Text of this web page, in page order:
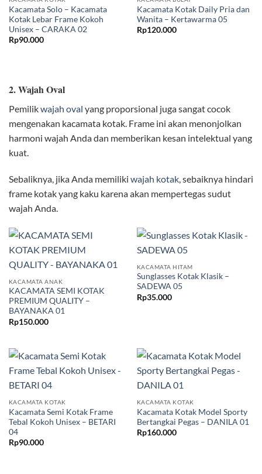
Kacamata Solo – Kacamata
Kotak Lebar Frame Kokoh
Unisex – CARAKA 02
Rp90.000
Kacamata Kotak Daily Pria dan
Wanita – Kertawarma 05
Rp120.000
2. Wajah Oval
Pemilikwajah oval yang proporsional juga sangat cocok
mengenakan kacamata kotak. Frame ini akan menonjolkan
harmoni wajah Anda dan memberikan kesan intelektual yang
kuat.
Sebaliknya, jika Anda memiliki wajah kotak, sebaiknya hindari
frame kotak yang kaku karena akan mempertegas sudut
wajah Anda.
KACAMATA ANAK
KACAMATA SEMI KOTAK
PREMIUM QUALITY –
BAYANAKA 01
Rp150.000
KACAMATA HITAM
Sunglasses Kotak Klasik –
SADEWA 05
Rp35.000
KACAMATA KOTAK
Kacamata Semi Kotak Frame
Tebal Kokoh Unisex – BETARI
04
Rp90.000
KACAMATA KOTAK
Kacamata Kotak Model Sporty
Bertangkai Pegas – DANILA 01
Rp160.000